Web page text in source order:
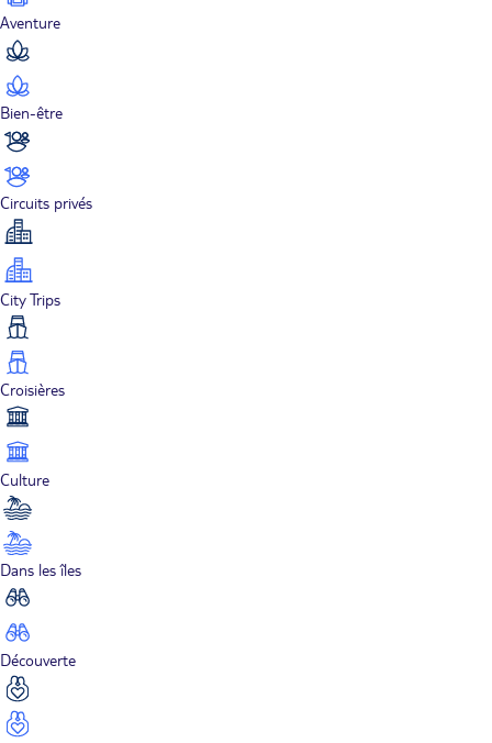
Aventure
Bien-être
Circuits privés
City Trips
Croisières
Culture
Dans les îles
Découverte